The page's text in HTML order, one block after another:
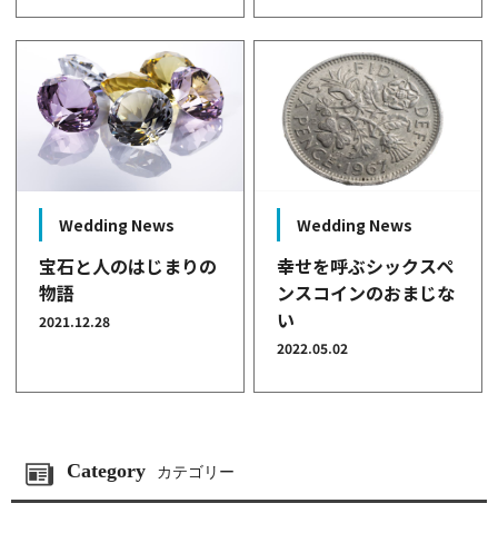
Wedding News
宝石と人のはじまりの
物語
2021.12.28
Wedding News
幸せを呼ぶシックスペ
ンスコインのおまじな
い
2022.05.02
Category カテゴリー